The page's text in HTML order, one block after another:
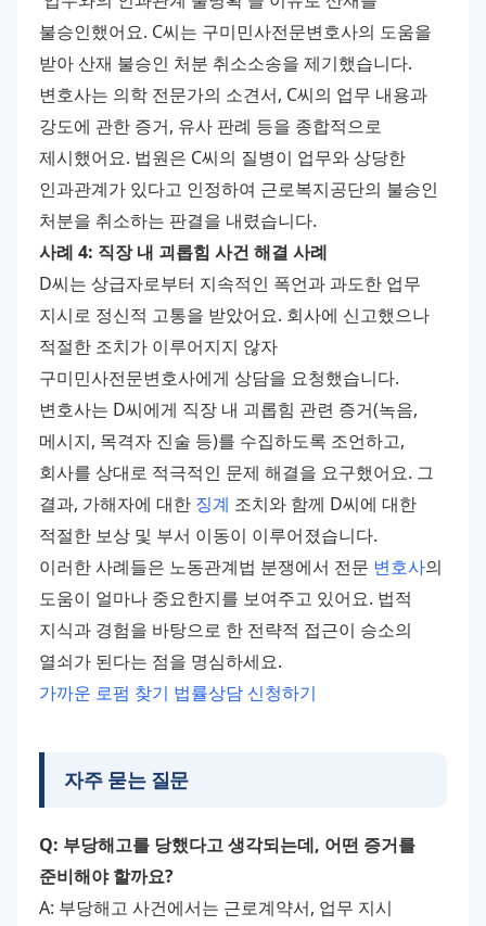
불승인했어요. C씨는 구미민사전문변호사의 도움을
받아 산재 불승인 처분 취소소송을 제기했습니다.
변호사는 의학 전문가의 소견서, C씨의 업무 내용과
강도에 관한 증거, 유사 판례 등을 종합적으로
제시했어요. 법원은 C씨의 질병이 업무와 상당한
인과관계가 있다고 인정하여 근로복지공단의 불승인
처분을 취소하는 판결을 내렸습니다.
사례 4: 직장 내 괴롭힘 사건 해결 사례
D씨는 상급자로부터 지속적인 폭언과 과도한 업무
지시로 정신적 고통을 받았어요. 회사에 신고했으나
적절한 조치가 이루어지지 않자
구미민사전문변호사에게 상담을 요청했습니다.
변호사는 D씨에게 직장 내 괴롭힘 관련 증거(녹음,
메시지, 목격자 진술 등)를 수집하도록 조언하고,
회사를 상대로 적극적인 문제 해결을 요구했어요. 그
결과, 가해자에 대한 징계 조치와 함께 D씨에 대한
적절한 보상 및 부서 이동이 이루어졌습니다.
이러한 사례들은 노동관계법 분쟁에서 전문 변호사의
도움이 얼마나 중요한지를 보여주고 있어요. 법적
지식과 경험을 바탕으로 한 전략적 접근이 승소의
열쇠가 된다는 점을 명심하세요.
가까운 로펌 찾기 법률상담 신청하기
자주 묻는 질문
Q: 부당해고를 당했다고 생각되는데, 어떤 증거를
준비해야 할까요?
A: 부당해고 사건에서는 근로계약서, 업무 지시